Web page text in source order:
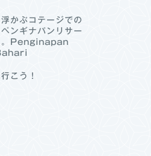
かぶコテージでの
ンギナパンリサー
。Penginapan
こう！